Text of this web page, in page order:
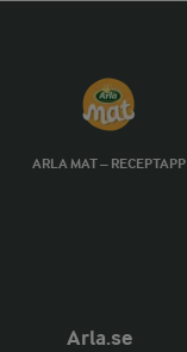
ARLA MAT – RECEPTAPP
Arla.se